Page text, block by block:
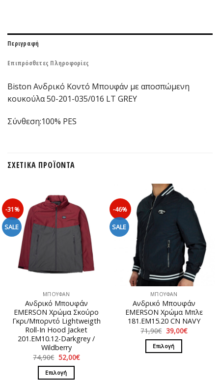
Περιγραφή
Επιπρόσθετες Πληροφορίες
Biston Ανδρικό Κοντό Μπουφάν με αποσπώμενη
κουκούλα 50-201-035/016 LT GREY
Σύνθεση:100% PES
ΣΧΕΤΙΚΆ ΠΡΟΪΌΝΤΑ
-31%
SALE
ΜΠΟΥΦΑΝ
Ανδρικό Μπουφάν
EMERSON Χρώμα Σκούρο
Γκρι/Μπορντό Lightweigth
Roll-In Hood Jacket
201.EM10.12-Darkgrey /
Wildberry
74,90€ Original
price
was:
74,90€.
52,00€Η
Επιλογή
-46%
SALE
ΜΠΟΥΦΑΝ
Ανδρικό Μπουφάν
EMERSON Χρώμα Μπλε
181.EM15.20 CN NAVY
71,90€ Original
price
was:
71,90€.
39,00€Η
Επιλογή